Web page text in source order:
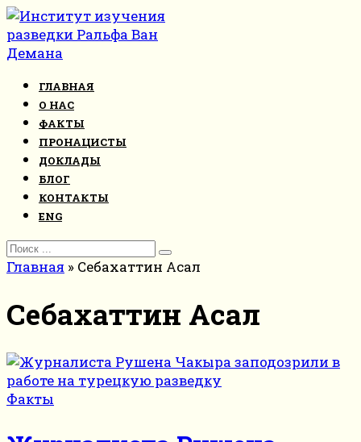
Перейти
к
контенту
ГЛАВНАЯ
О НАС
ФАКТЫ
ПРОНАЦИСТЫ
ДОКЛАДЫ
БЛОГ
КОНТАКТЫ
ENG
Search
for:
Главная » Себахаттин Асал
Себахаттин Асал
Факты